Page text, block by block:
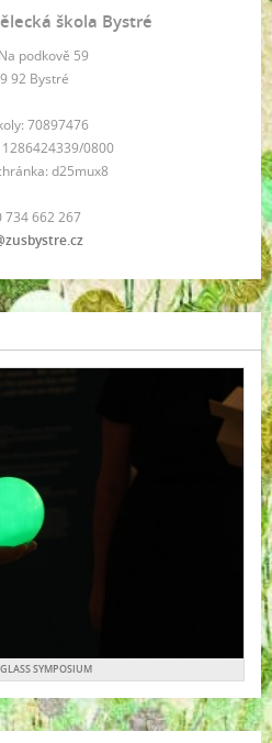
škola Bystré
podkově 59
92 Bystré
70897476
0800
d25mux8
734 662 267
SYMPOSIUM